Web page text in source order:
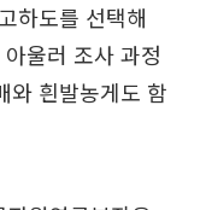
하도를 선택해
울러 조사 과정
와 흰발농게도 함